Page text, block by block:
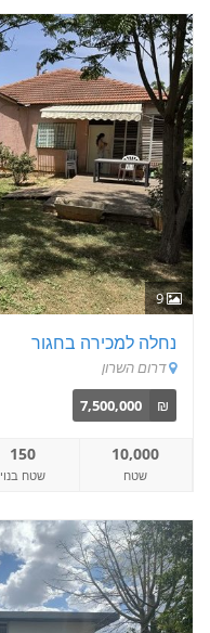
9
נחלה למכירה בחגור
דרום השרון
₪
7,500,000
10,000
שטח
150
שטח בנוי